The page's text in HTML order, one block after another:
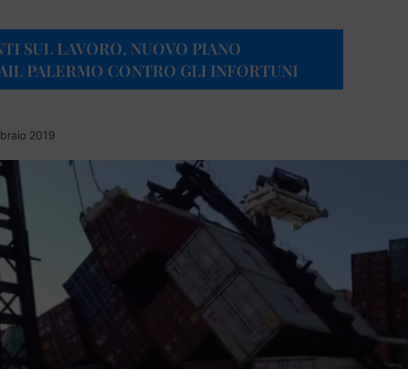
SUL LAVORO, NUOVO PIANO
PALERMO CONTRO GLI INFORTUNI
2019